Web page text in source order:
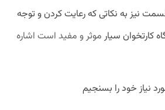
نیز به نکاتی که رعایت کردن و توجه
کارتخوان سیار موثر و مفید است اشاره